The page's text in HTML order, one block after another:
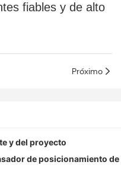
fiables y de alto
Próximo
y del proyecto
de posicionamiento de